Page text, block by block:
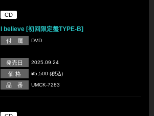
CD
I believe [初回限定盤TYPE-B]
付 属 DVD
発売日 2025.09.24
価 格 ¥5,500 (税込)
品 番 UMCK-7283